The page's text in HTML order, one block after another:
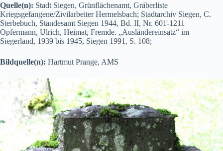
Quelle(n): Stadt Siegen, Grünflächenamt, Gräberliste
Kriegsgefangene/Zivilarbeiter Hermelsbach; Stadtarchiv Siegen, C.
Sterbebuch, Standesamt Siegen 1944, Bd. II, Nr. 601-1211
Opfermann, Ulrich, Heimat, Fremde. „Ausländereinsatz“ im
Siegerland, 1939 bis 1945, Siegen 1991, S. 108;
Bildquelle(n): Hartmut Prange, AMS